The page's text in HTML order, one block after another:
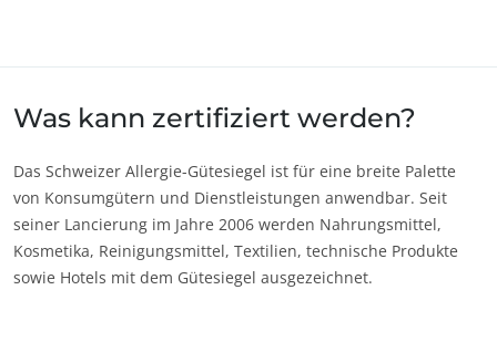
Innovation mit unserem Ökosystem
Schweiz (Deutsch)
Türkei (Türkisch)
Was kann zertifiziert werden?
Das Schweizer Allergie-Gütesiegel ist für eine breite Palette
von Konsumgütern und Dienstleistungen anwendbar. Seit
seiner Lancierung im Jahre 2006 werden Nahrungsmittel,
Kosmetika, Reinigungsmittel, Textilien, technische Produkte
sowie Hotels mit dem Gütesiegel ausgezeichnet.